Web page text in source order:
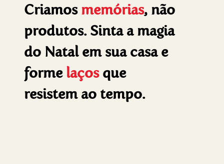
Criamos memórias, não
produtos. Sinta a magia
do Natal em sua casa e
forme laçosque
resistem ao tempo.